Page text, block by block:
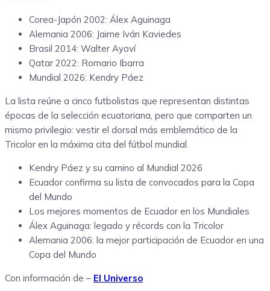
Corea-Japón 2002: Álex Aguinaga
Alemania 2006: Jaime Iván Kaviedes
Brasil 2014: Walter Ayoví
Qatar 2022: Romario Ibarra
Mundial 2026: Kendry Páez
La lista reúne a cinco futbolistas que representan distintas
épocas de la selección ecuatoriana, pero que comparten un
mismo privilegio: vestir el dorsal más emblemático de la
Tricolor en la máxima cita del fútbol mundial.
Kendry Páez y su camino al Mundial 2026
Ecuador confirma su lista de convocados para la Copa
del Mundo
Los mejores momentos de Ecuador en los Mundiales
Álex Aguinaga: legado y récords con la Tricolor
Alemania 2006: la mejor participación de Ecuador en una
Copa del Mundo
Con información de – El Universo